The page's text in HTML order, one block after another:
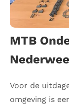
MTB
Voor de
omgeving is